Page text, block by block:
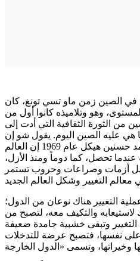
الصين زمن ماو تسي تونغ، كان
وهو وتلاميذه كانوا أول من
من الثورة الثقافية التي أدت إلى
هي عليه الصين اليوم. يقول شو إن
لاي في حديث مع الكاتب محمد حسنين هيكل عام 1969 إن العالم
تحصل، كما دوماً ومنذ الأزل،
أزمات وصراعات وحروب تستمر
التغيير هناك نوعان من الدول؛
لاستيعابه والتكيف معه، لتصبح من
وتبقى خشبية جامدة ضعيفة
نفسها، فتصبح عرضة للتدخلات